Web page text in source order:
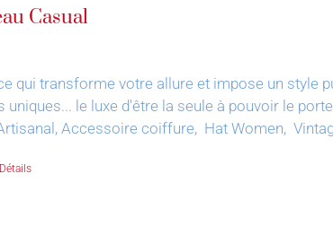
Casual
qui transforme votre allure et impose un style
uniques... le luxe d'être la seule à pouvoir le
Accessoire coiffure, Hat Women,
Détails